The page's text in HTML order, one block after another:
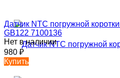
Датчик NTC погружной
GB122 7100136
Нет в наличии
980 ₽
Купить